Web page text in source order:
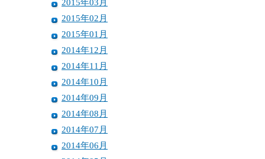
2015年03月
2015年02月
2015年01月
2014年12月
2014年11月
2014年10月
2014年09月
2014年08月
2014年07月
2014年06月